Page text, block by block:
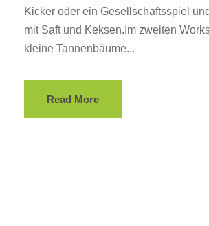
Kicker oder ein Gesellschaftsspiel
mit Saft und Keksen.Im zweiten
kleine Tannenbäume...
Read More